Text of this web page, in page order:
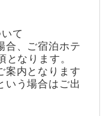
て
、ご宿泊ホテ
なります。
内となります
いう場合はご出